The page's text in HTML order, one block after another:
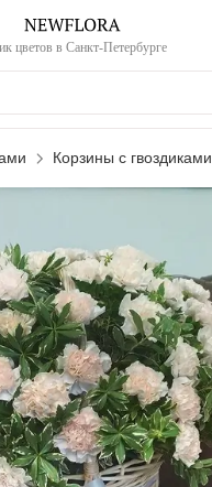
цветов в Санкт-Петербурге
Корзины с гвоздиками